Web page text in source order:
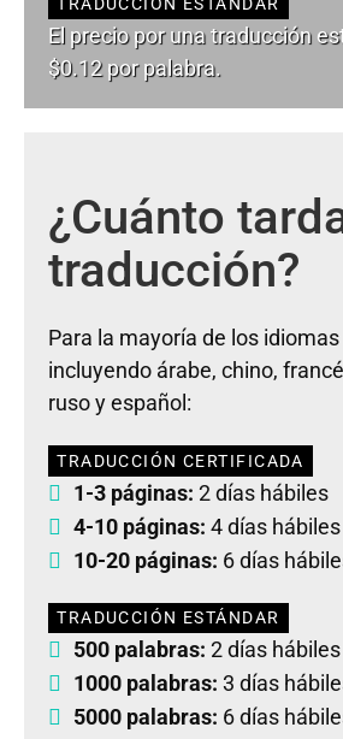
El precio por una traducción
$0.12 por palabra.
¿Cuánto
traducción?
Para la mayoría de los
incluyendo árabe, chino,
ruso y español:
TRADUCCIÓN CERTIFICADA
1-3 páginas: 2 días hábiles
4-10 páginas: 4 días hábiles
10-20 páginas: 6 días
TRADUCCIÓN ESTÁNDAR
500 palabras: 2 días hábiles
1000 palabras: 3 días
5000 palabras: 6 días